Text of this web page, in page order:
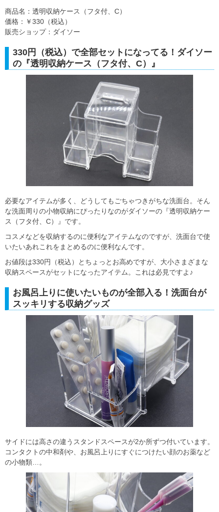
商品名：透明収納ケース（フタ付、C）
価格：￥330（税込）
販売ショップ：ダイソー
330円（税込）で全部セットになってる！ダイソー
の『透明収納ケース（フタ付、C）』
必要なアイテムが多く、どうしてもごちゃつきがちな洗面台。そん
な洗面周りの小物収納にぴったりなのがダイソーの『透明収納ケー
ス（フタ付、C）』です。
コスメなどを収納するのに便利なアイテムなのですが、洗面台で使
いたいあれこれをまとめるのに便利なんです。
お値段は330円（税込）とちょっとお高めですが、大小さまざまな
収納スペースがセットになったアイテム。これは必見ですよ♪
お風呂上りに使いたいものが全部入る！洗面台が
スッキリする収納グッズ
サイドには高さの違うスタンドスペースが2か所ずつ付いています。
コンタクトの中和剤や、お風呂上りにすぐにつけたい顔のお薬など
の小物類…。